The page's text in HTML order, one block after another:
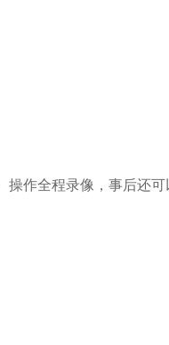
作全程录像，事后还